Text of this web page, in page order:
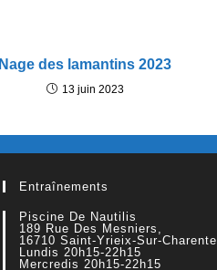
Nage des lamantins 2023
13 juin 2023
Entraînements
Piscine De Nautilis
189 Rue Des Mesniers,
16710 Saint-Yrieix-Sur-Charente
Lundis 20h15-22h15
Mercredis 20h15-22h15